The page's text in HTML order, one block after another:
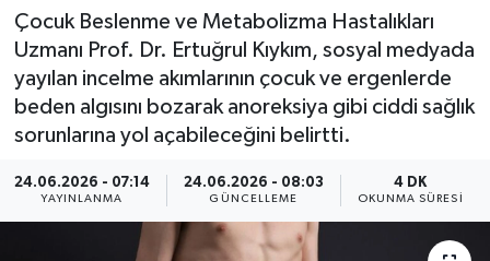
Çocuk Beslenme ve Metabolizma Hastalıkları
Uzmanı Prof. Dr. Ertuğrul Kıykım, sosyal medyada
yayılan incelme akımlarının çocuk ve ergenlerde
beden algısını bozarak anoreksiya gibi ciddi sağlık
sorunlarına yol açabileceğini belirtti.
24.06.2026 - 07:14
YAYINLANMA
24.06.2026 - 08:03
GÜNCELLEME
4 DK
OKUNMA SÜRESI
Spor
Yaşam
Asayiş
Dünya
Tüm Manşetler
Son Dakika Haberleri
Haber Arşivi